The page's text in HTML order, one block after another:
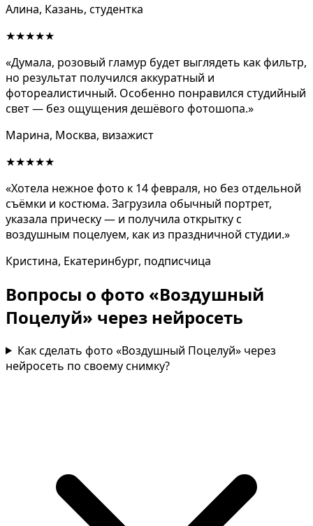
Алина, Казань, студентка
★★★★★
«Думала, розовый гламур будет выглядеть как фильтр,
но результат получился аккуратный и
фотореалистичный. Особенно понравился студийный
свет — без ощущения дешёвого фотошопа.»
Марина, Москва, визажист
★★★★★
«Хотела нежное фото к 14 февраля, но без отдельной
съёмки и костюма. Загрузила обычный портрет,
указала прическу — и получила открытку с
воздушным поцелуем, как из праздничной студии.»
Кристина, Екатеринбург, подписчица
Вопросы о фото «Воздушный
Поцелуй» через нейросеть
Как сделать фото «Воздушный Поцелуй» через
нейросеть по своему снимку?